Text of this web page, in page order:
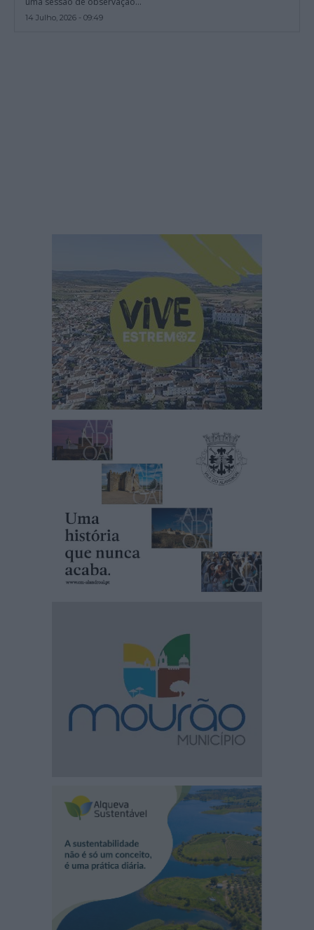
14 Julho, 2026 - 09:49